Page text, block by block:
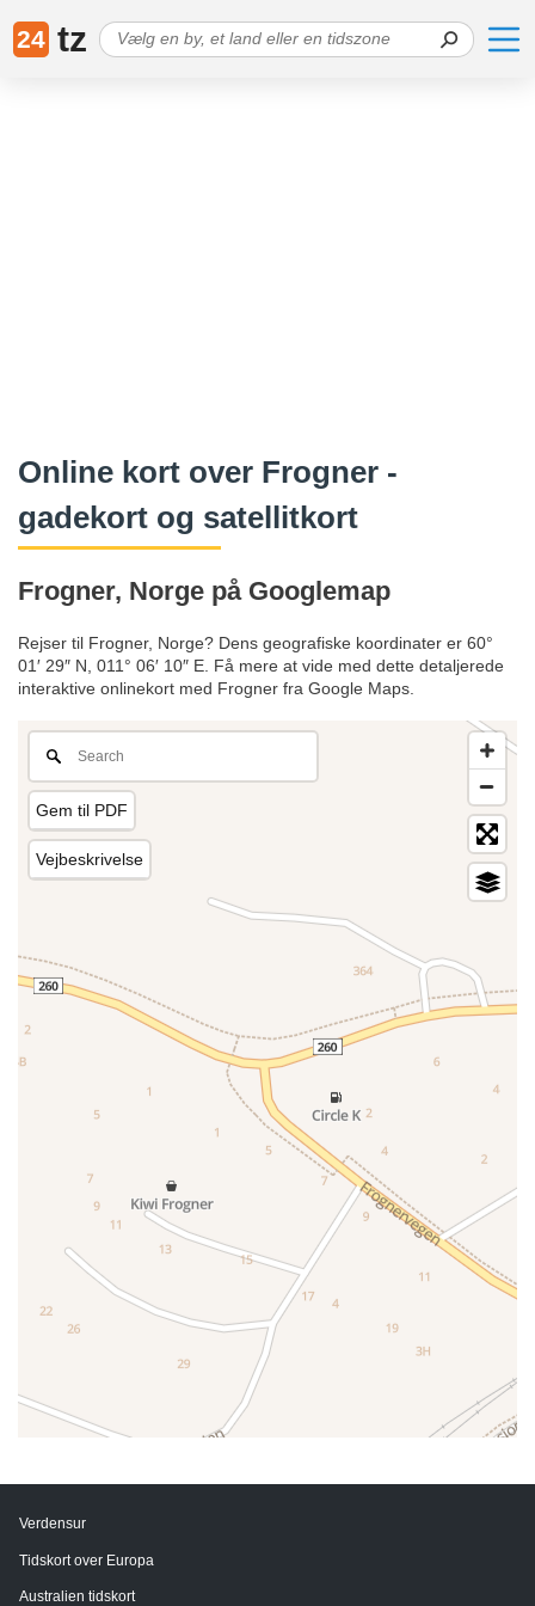
24 tz
Online kort over Frogner -
gadekort og satellitkort
Frogner, Norge på Googlemap
Rejser til Frogner, Norge? Dens geografiske koordinater er 60°
01′ 29″ N, 011° 06′ 10″ E. Få mere at vide med dette detaljerede
interaktive onlinekort med Frogner fra Google Maps.
Gem til PDF
Vejbeskrivelse
Verdensur
Tidskort over Europa
Australien tidskort